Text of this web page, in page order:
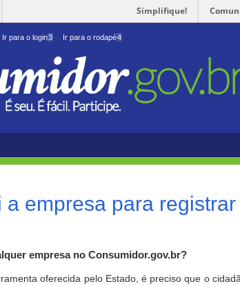
Simplifique!
Ir para o login3 Ir para o rodapé4
a empresa para
empresa no Consumidor.gov.br?
oferecida pelo Estado, é preciso que o